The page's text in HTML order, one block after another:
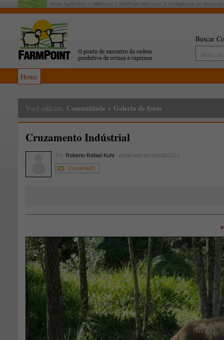
Rede AgriPoint: MilkPoint MilkPoint Mercado Inteligência de Mercado
Buscar
Home
Você está em: Comunidade > Galeria de fotos
Cruzamento Indústrial
Por Roberto Rafael Kuhl - publicado em 04/06/2014
Comente!!!